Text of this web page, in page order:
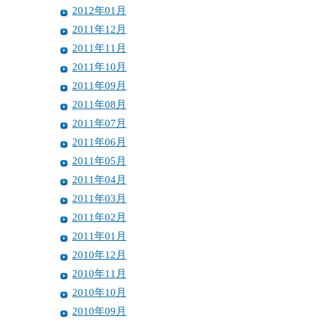
2012年01月
2011年12月
2011年11月
2011年10月
2011年09月
2011年08月
2011年07月
2011年06月
2011年05月
2011年04月
2011年03月
2011年02月
2011年01月
2010年12月
2010年11月
2010年10月
2010年09月